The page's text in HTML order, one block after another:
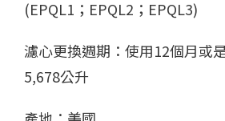
(EPQL1；EPQL2；EPQL3)
濾心更換週期：使用12個月或
5,678公升